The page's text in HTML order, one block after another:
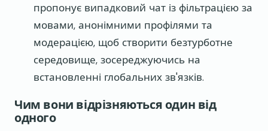
пропонує випадковий чат із фільтрацією за
мовами, анонімними профілями та
модерацією, щоб створити безтурботне
середовище, зосереджуючись на
встановленні глобальних зв'язків.
Чим вони відрізняються один від
одного